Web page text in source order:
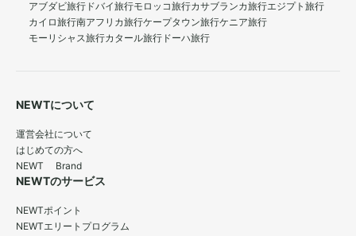
アブダビ旅行 ドバイ旅行モロッコ旅行カサブランカ旅行エジプト旅行
カイロ旅行南アフリカ旅行ケープタウン旅行ケニア旅行
モーリシャス旅行カタール旅行 ドーハ旅行
NEWTについて
運営会社について
はじめての方へ
NEWT Brand
NEWTのサービス
NEWTポイント
NEWTエリートプログラム